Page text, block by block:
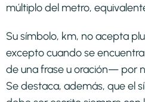
múltiplo del metro,
Su símbolo, km, no acepta
excepto cuando se
de una frase u oración— por
Se destaca, además, que el